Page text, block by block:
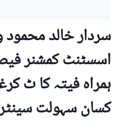
سردار خالد محمود
اسسٹنٹ کمشنر
ہمراہ فیتہ کا ٹ
کسان سہولت سینٹر